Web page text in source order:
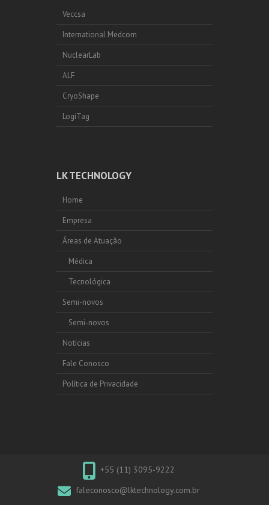
Veccsa
International Medcom
NuclearLab
ALF
CryoShape
LogiTag
LK TECHNOLOGY
Home
Empresa
Áreas de Atuação
Médica
Tecnológica
Semi-novos
Semi-novos
Notícias
Fale Conosco
Política de Privacidade
+55 (11) 3095-9222
faleconosco@lktechnology.com.br